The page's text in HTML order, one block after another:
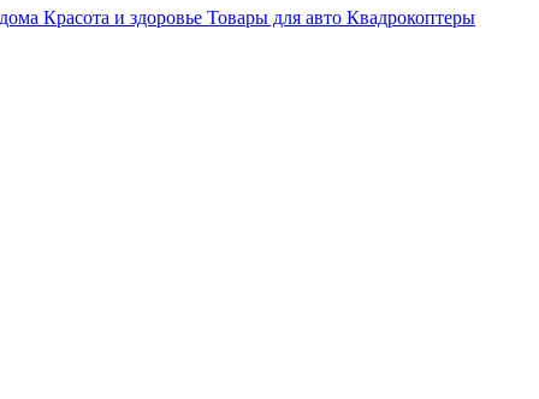
Красота и здоровье Товары для авто Квадрокоптеры